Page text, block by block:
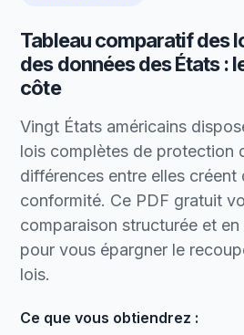
Tableau comparatif des
des données des États :
côte
Vingt États américains
lois complètes de protection
différences entre elles créent
conformité. Ce PDF gratuit
comparaison structurée et
pour vous épargner le
lois.
Ce que vous obtiendrez :